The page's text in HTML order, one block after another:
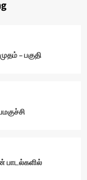
– பகுதி
பாடல்களில்